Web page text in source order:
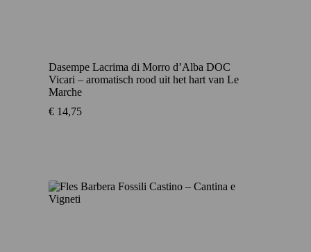
Dasempe Lacrima di Morro d’Alba DOC
Vicari – aromatisch rood uit het hart van Le
Marche
€ 14,75